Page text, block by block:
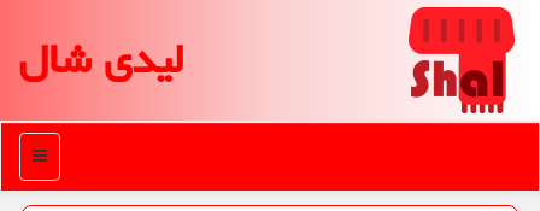
لیدی شال
منو